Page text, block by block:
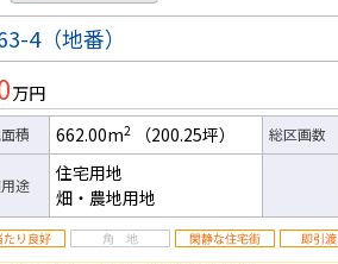
4（地番）
万円
積 662.00m2 （200.25坪） 総区画数
途
住宅用地
畑・農地用地